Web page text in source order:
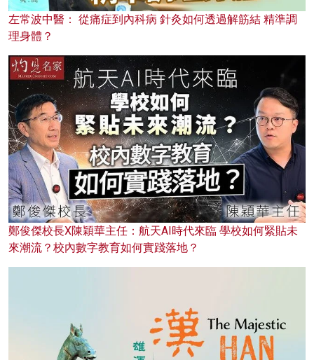
左常波中醫： 從痛症到內科病 針灸如何透過解筋結 精準調
理身體？
鄭俊傑校長X陳穎華主任：航天AI時代來臨 學校如何緊貼未
來潮流？校內數字教育如何實踐落地？